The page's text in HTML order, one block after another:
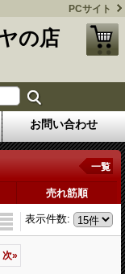
PCサイト
の店
お問い合わせ
一覧
売れ筋順
表示件数:
次»